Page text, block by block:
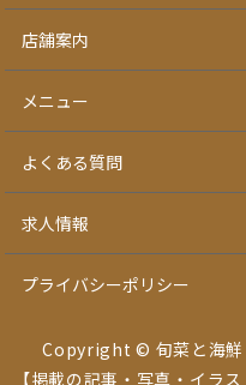
店舗案内
メニュー
よくある質問
求人情報
プライバシーポリシー
Copyright © 旬菜と海
【掲載の記事・写真・イラ